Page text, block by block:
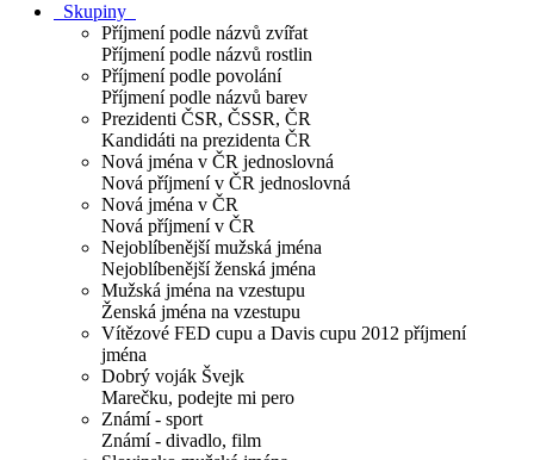
Skupiny
Příjmení podle názvů zvířat
Příjmení podle názvů rostlin
Příjmení podle povolání
Příjmení podle názvů barev
Prezidenti ČSR, ČSSR, ČR
Kandidáti na prezidenta ČR
Nová jména v ČR jednoslovná
Nová příjmení v ČR jednoslovná
Nová jména v ČR
Nová příjmení v ČR
Nejoblíbenější mužská jména
Nejoblíbenější ženská jména
Mužská jména na vzestupu
Ženská jména na vzestupu
Vítězové FED cupu a Davis cupu 2012 příjmení
jména
Dobrý voják Švejk
Marečku, podejte mi pero
Známí - sport
Známí - divadlo, film